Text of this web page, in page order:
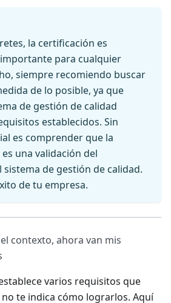
la certificación es
para cualquier
siempre recomiendo buscar
de lo posible, ya que
de gestión de calidad
establecidos. Sin
es comprender que la
una validación del
de gestión de calidad.
de tu empresa.
contexto, ahora van mis
varios requisitos que
te indica cómo lograrlos. Aquí